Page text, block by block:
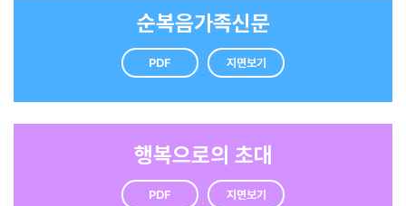
·강원지역총연합회가 각각 차지했다. 스타리아 추첨을 비롯한
가상을 전달하며 목회자들을 격려했다. 참석자들은 총회본부와
대전순복음교회, 충청지역총연합회의 헌신적인 준비와 섬김에
제74차 정기총회 영상 시청, 증경총회장 이태근 목사와 양재철
감독회장 김정석 감독, 기성 총회장 안성우 목사, 구세군 한국군
국 김병윤 사령관이 각각 영상으로 축사를 전했다. 이영훈 목사
청지역총연합회, 대전순복음교회에게 각각 감사패를 수여했다.
기하성 총회는 올해 열린 제75차 정기총회를 기점으로 5800
교회, 160만 성도가 오중복음과 삼중축복, 4차원의 영성으로
무장하고, 오직 예수의 이름으로 세계 성령운동에 앞장서 복음
순복음가족신문
PDF 지면보기
행복으로의 초대
PDF 지면보기